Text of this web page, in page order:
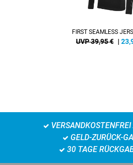
FIRST SEAMLESS
UVP 39,95 € |
GELD-ZURÜCK-
30 TAGE